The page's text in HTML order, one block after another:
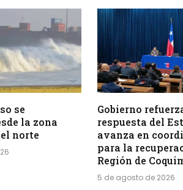
se
la zona
norte
Gobierno
respuesta del
avanza en
para la
Región de
5 de agosto de 2026